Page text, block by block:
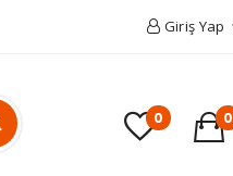
Giriş Yap
0 0